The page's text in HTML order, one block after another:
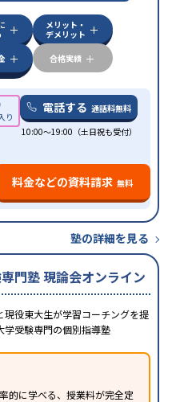
授業の振替可能 不登校生に対
ットを利用オンライン対応
節講習のみの受講可発達障害
メリット・
デメリット
合格実績
電話する 通話料無料
10:00～19:00（土日祝も受付）
料金などの資料請求 無料
塾の詳細を見る
門塾 現論会オンライン
現役東大生が学習コーチングを提
学受験専門の個別指導塾
的に学べる、授業料が完全定